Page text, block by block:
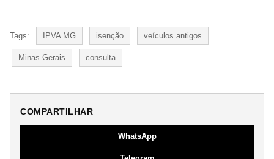
Tags: IPVA MG isenção veículos antigos
Minas Gerais consulta
COMPARTILHAR
WhatsApp